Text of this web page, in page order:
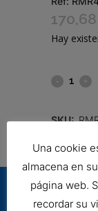
170,68
Hay
FILTRO
SKU:
Una cookie
almacena en
página web.
recordar su